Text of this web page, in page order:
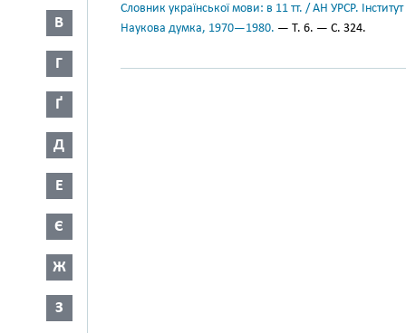
В
Г
Ґ
Д
Е
Є
Ж
З
Словник української мови: в 11 тт. / АН УРСР.
Наукова думка, 1970—1980. — Т. 6. — С. 324.